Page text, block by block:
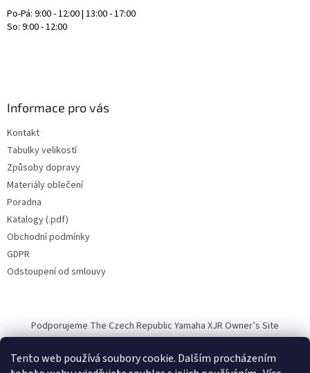
Tento web používá soubory cookie. Dalším procházením
Po-Pá: 9:00 - 12:00 | 13:00 - 17:00
So: 9:00 - 12:00
Informace pro vás
Kontakt
Tabulky velikostí
Způsoby dopravy
Materiály oblečení
Poradna
Katalogy (.pdf)
Obchodní podmínky
GDPR
Odstoupení od smlouvy
Podporujeme The Czech Republic Yamaha XJR Owner’s Site